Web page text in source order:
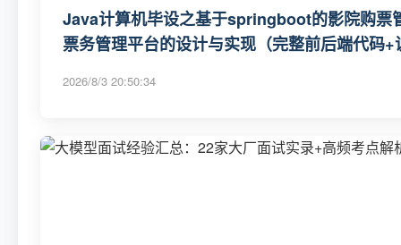
Java计算机毕设之基于springboot的影院购
票务管理平台的设计与实现（完整前后端代码
2026/8/3 20:50:34